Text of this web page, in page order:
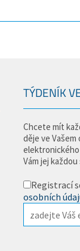
TÝDENÍK
Chcete mít
děje ve
Vám jej
Registrací
osobních